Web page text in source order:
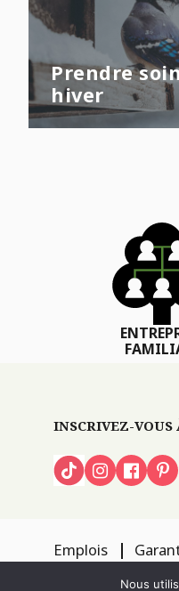
Prendre
hiver
INSCRIVEZ-VOUS
Emplois
TOUS DROITSNous